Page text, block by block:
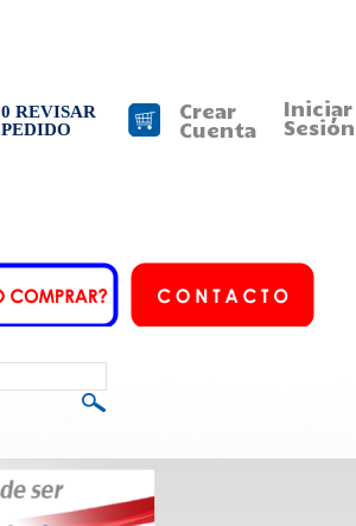
0 REVISAR
PEDIDO
Iniciar
Sesión
Crear
Cuenta